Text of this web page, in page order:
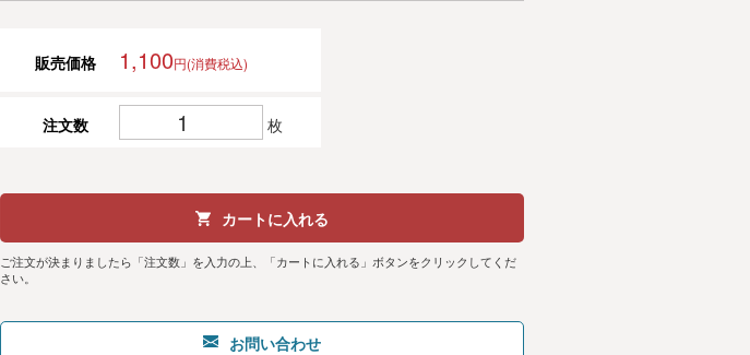
販売価格 1,100円(消費税込)
注文数 枚
カートに入れる
ご注文が決まりましたら「注文数」を入力の上、「カートに入れる」ボタンをクリックしてくだ
さい。
お問い合わせ